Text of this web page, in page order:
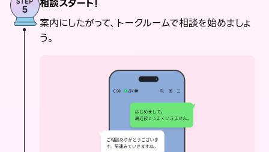
相談スタート！
案内にしたがって、トークルームで相談を始めましょ
う。